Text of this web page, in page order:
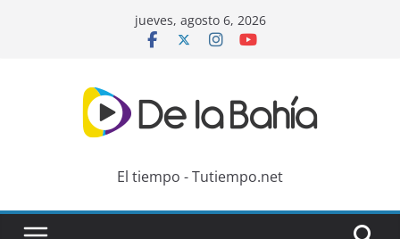
jueves, agosto 6, 2026
El tiempo - Tutiempo.net